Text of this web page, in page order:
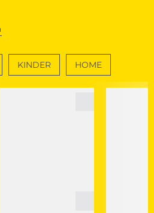
KINDER HOME